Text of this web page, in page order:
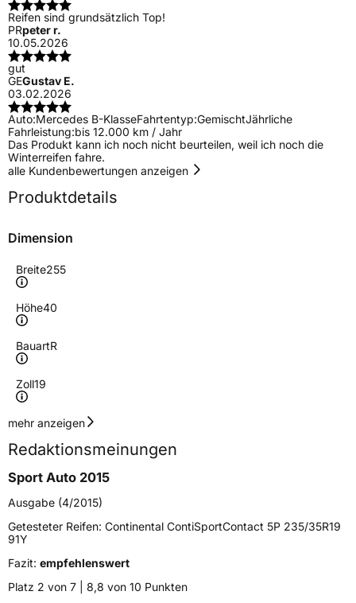
Reifen sind grundsätzlich Top!
PRpeter r.
10.05.2026
gut
GEGustav E.
03.02.2026
Auto:Mercedes B-KlasseFahrtentyp:GemischtJährliche
Fahrleistung:bis 12.000 km / Jahr
Das Produkt kann ich noch nicht beurteilen, weil ich noch die
Winterreifen fahre.
alle Kundenbewertungen anzeigen
Produktdetails
Dimension
Breite255
Höhe40
BauartR
Zoll19
Geschwindigkeitsindex
Höchstgeschwindigkeit
300 km/h
Lastindex100
Höchstlast800 kg
Gewicht (in kg)
Generelle Merkmale
mehr anzeigen
Redaktionsmeinungen
Sport Auto 2015
Ausgabe (4/2015)
Getesteter Reifen: Continental ContiSportContact 5P 235/35R19
91Y
Fazit: empfehlenswert
Platz 2 von 7 | 8,8 von 10 Punkten